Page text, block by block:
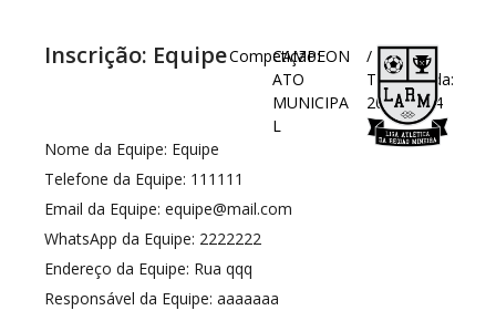
Inscrição: EquipeCompetição:
CAMPEON
ATO
MUNICIPA
L
/
Temporada:
2023/2024
Nome da Equipe: Equipe
Telefone da Equipe: 111111
Email da Equipe: equipe@mail.com
WhatsApp da Equipe: 2222222
Endereço da Equipe: Rua qqq
Responsável da Equipe: aaaaaaa